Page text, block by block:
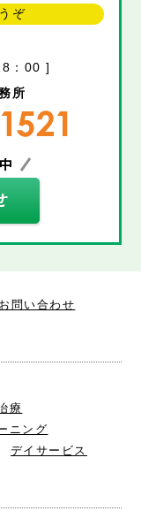
ぞ
：00 ]
所
お問い合わせ
療
ニング
デイサービス